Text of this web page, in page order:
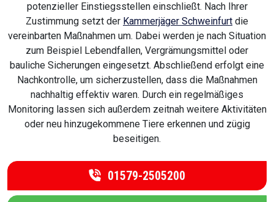
potenzieller Einstiegsstellen einschließt. Nach Ihrer
Zustimmung setzt der Kammerjäger Schweinfurt die
vereinbarten Maßnahmen um. Dabei werden je nach Situation
zum Beispiel Lebendfallen, Vergrämungsmittel oder
bauliche Sicherungen eingesetzt. Abschließend erfolgt eine
Nachkontrolle, um sicherzustellen, dass die Maßnahmen
nachhaltig effektiv waren. Durch ein regelmäßiges
Monitoring lassen sich außerdem zeitnah weitere Aktivitäten
oder neu hinzugekommene Tiere erkennen und zügig
beseitigen.
01579-2505200